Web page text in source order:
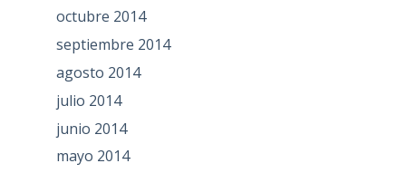
octubre 2014
septiembre 2014
agosto 2014
julio 2014
junio 2014
mayo 2014